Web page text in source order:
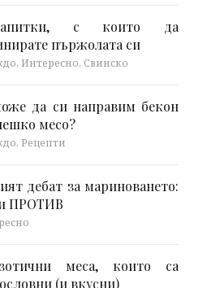
с които да
пържолата си
Интересно, Свинско
да си направим бекон
месо?
Рецепти
дебат за мариноването:
ПРОТИВ
меса, които са
(и вкусни)